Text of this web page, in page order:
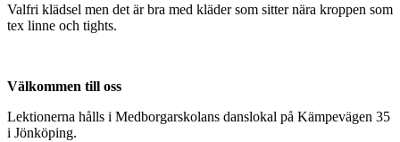
Valfri klädsel men det är bra med kläder som sitter nära kroppen som
tex linne och tights.
Välkommen till oss
Lektionerna hålls i Medborgarskolans danslokal på Kämpevägen 35
i Jönköping.